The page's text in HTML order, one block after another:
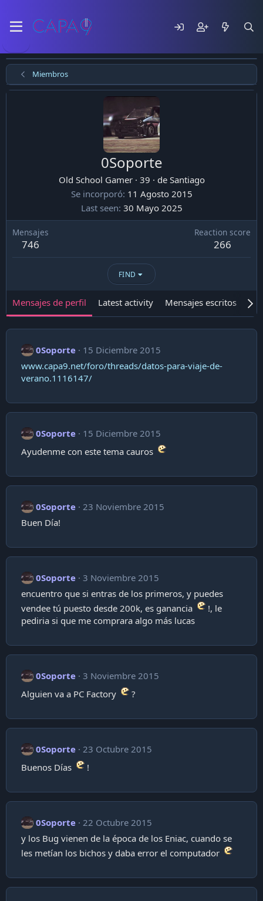
Miembros
0Soporte
Old School Gamer · 39 · de Santiago
Se incorporó 11 Agosto 2015
Last seen 30 Mayo 2025
Mensajes
746
Reaction score
266
FIND
Mensajes de perfil Latest activity Mensajes escritos
0Soporte
15 Diciembre 2015
www.capa9.net/foro/threads/datos-para-viaje-de-
verano.1116147/
0Soporte
15 Diciembre 2015
Ayudenme con este tema cauros
0Soporte 23 Noviembre 2015
Buen Día!
0Soporte 3 Noviembre 2015
encuentro que si entras de los primeros, y puedes
vendee tú puesto desde 200k, es ganancia
!, le
pediria si que me comprara algo más lucas
0Soporte 3 Noviembre 2015
Alguien va a PC Factory
?
0Soporte 23 Octubre 2015
Buenos Días
!
0Soporte 22 Octubre 2015
y los Bug vienen de la época de los Eniac, cuando se
les metían los bichos y daba error el computador